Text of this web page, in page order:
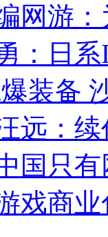
网游
：日
装备
远：
国只
戏商